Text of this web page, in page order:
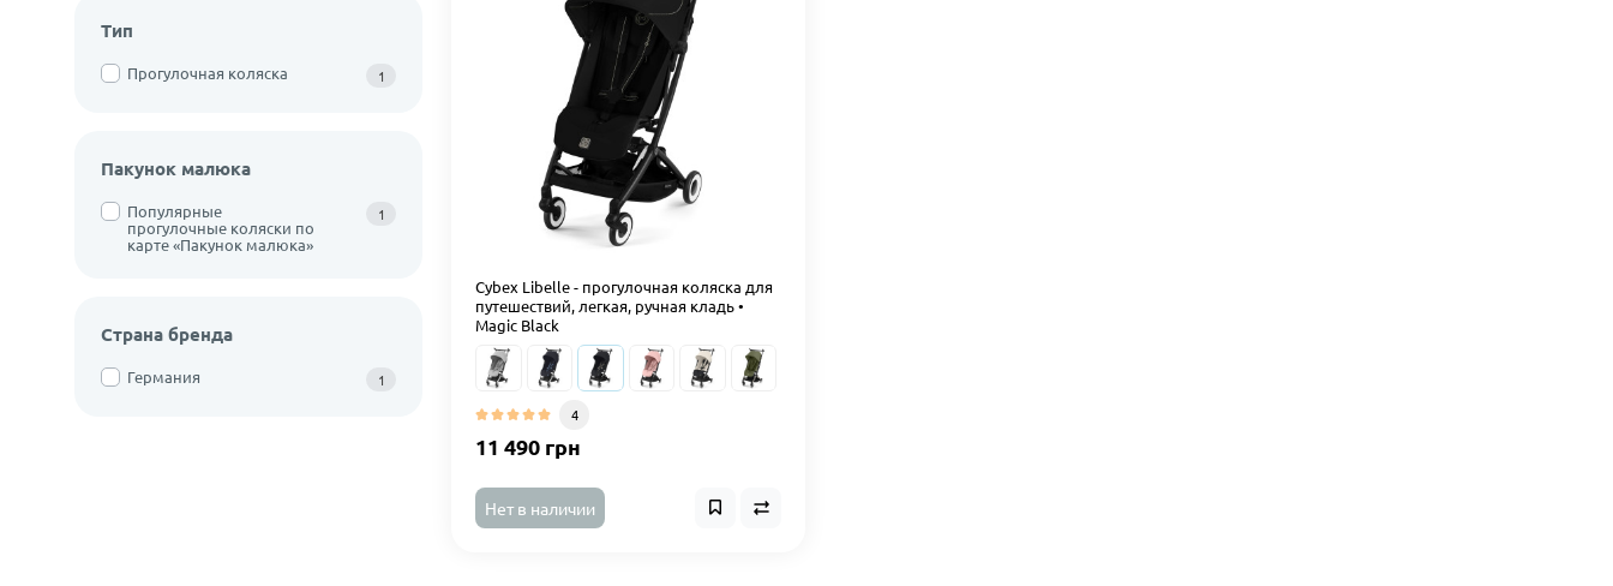
Тип
Прогулочная коляска 1
Пакунок малюка
Популярные
прогулочные коляски по
карте «Пакунок малюка»
1
Страна бренда
Германия 1
Cybex Libelle - прогулочная коляска для
путешествий, легкая, ручная кладь •
Magic Black
4
11 490 грн
Нет в наличии